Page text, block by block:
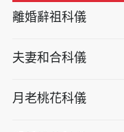
離婚辭祖科儀
夫妻和合科儀
月老桃花科儀